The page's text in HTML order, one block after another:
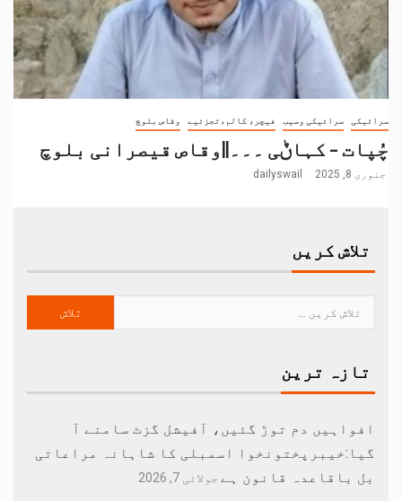
سرائیکی سرائیکی وسیب فیچر، کالم،تجزئیے وقاص بلوچ
چُپات – کہاݨی ۔۔۔||وقاص قیصرانی بلوچ
جنوری 8, 2025 dailyswail
تلاش کریں
تازہ ترین
افواہیں دم توڑ گئیں، آفیشل گزٹ سامنے آ
گیا:خیبرپختونخوا اسمبلی کا شاہانہ مراعاتی
بل باقاعدہ قانون ہے جولائی 7, 2026